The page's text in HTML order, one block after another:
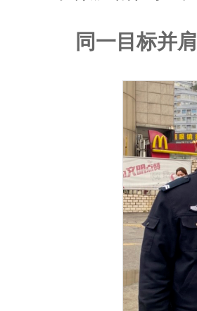
同一目标并